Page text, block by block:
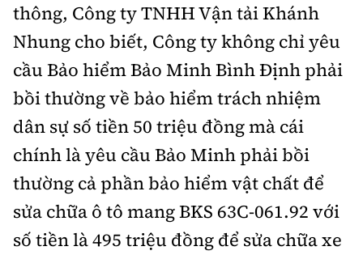
thông, Công ty TNHH Vận tải Khánh
Nhung cho biết, Công ty không chỉ yêu
cầu Bảo hiểm Bảo Minh Bình Định phải
bồi thường về bảo hiểm trách nhiệm
dân sự số tiền 50 triệu đồng mà cái
chính là yêu cầu Bảo Minh phải bồi
thường cả phần bảo hiểm vật chất để
sửa chữa ô tô mang BKS 63C-061.92 với
số tiền là 495 triệu đồng để sửa chữa xe